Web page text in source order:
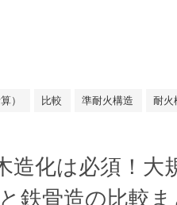
） 比較 準耐火構造 耐火
造化は必須！大
鉄骨造の比較